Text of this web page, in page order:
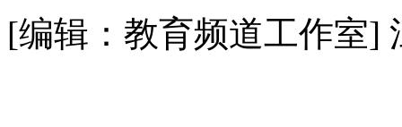
[编辑：教育频道工作室]